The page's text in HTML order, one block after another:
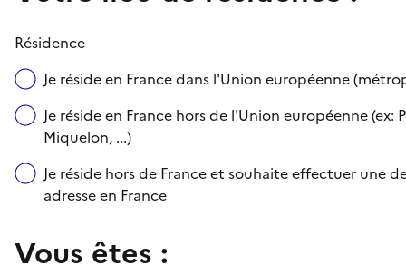
Résidence
Je réside en France dans l'Union européenne
Je réside en France hors de l'Union européenne
Miquelon, ...)
Je réside hors de France et souhaite effectuer une
adresse en France
Vous êtes :